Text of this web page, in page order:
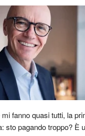
fanno quasi tutti, la
sto pagando troppo? È